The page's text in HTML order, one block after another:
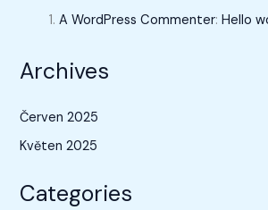
A WordPress Commenter:Hello
Archives
Červen 2025
Květen 2025
Categories